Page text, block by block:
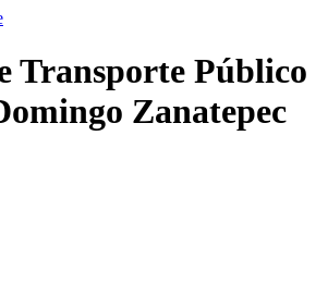
Transporte Público
Zanatepec